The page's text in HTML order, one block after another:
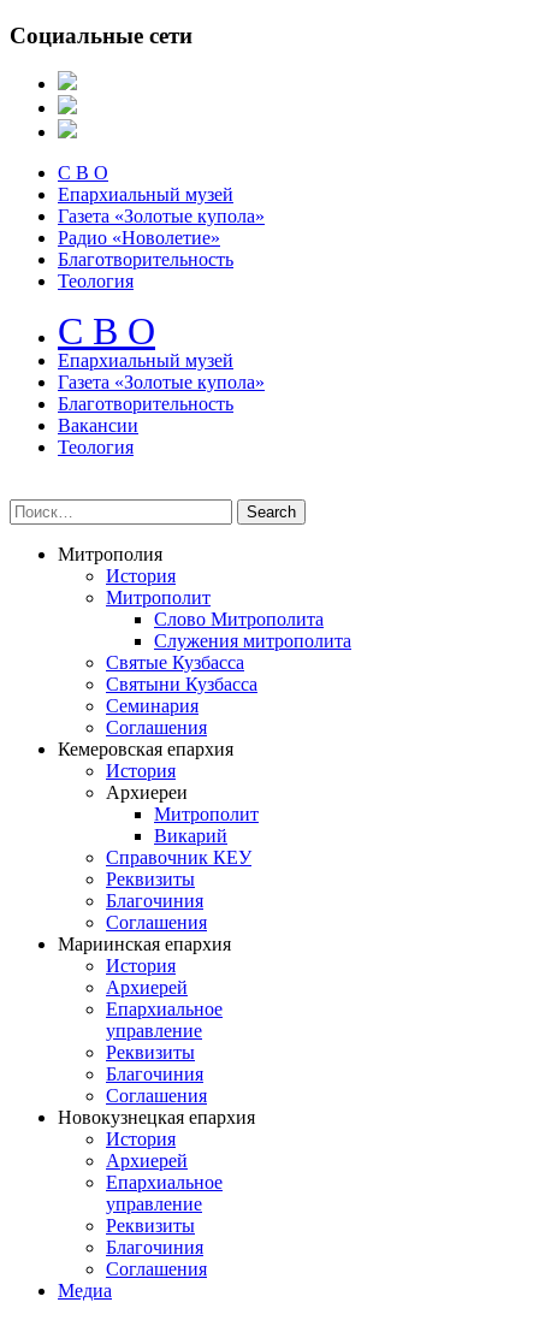
Социальные сети
С В О
Епархиальный музей
Газета «Золотые купола»
Радио «Новолетие»
Благотворительность
Теология
С В О
Епархиальный музeй
Газета «Золотые купола»
Благотворительность
Вакансии
Теология
Митрополия
История
Митрополит
Слово Митрополита
Служения митрополита
Святые Кузбасса
Святыни Кузбасса
Семинария
Соглашения
Кемеровская епархия
История
Архиереи
Митрополит
Викарий
Справочник КЕУ
Реквизиты
Благочиния
Соглашения
Мариинская епархия
История
Архиерей
Епархиальное
управление
Реквизиты
Благочиния
Соглашения
Новокузнецкая епархия
История
Архиерей
Епархиальное
управление
Реквизиты
Благочиния
Соглашения
Медиа